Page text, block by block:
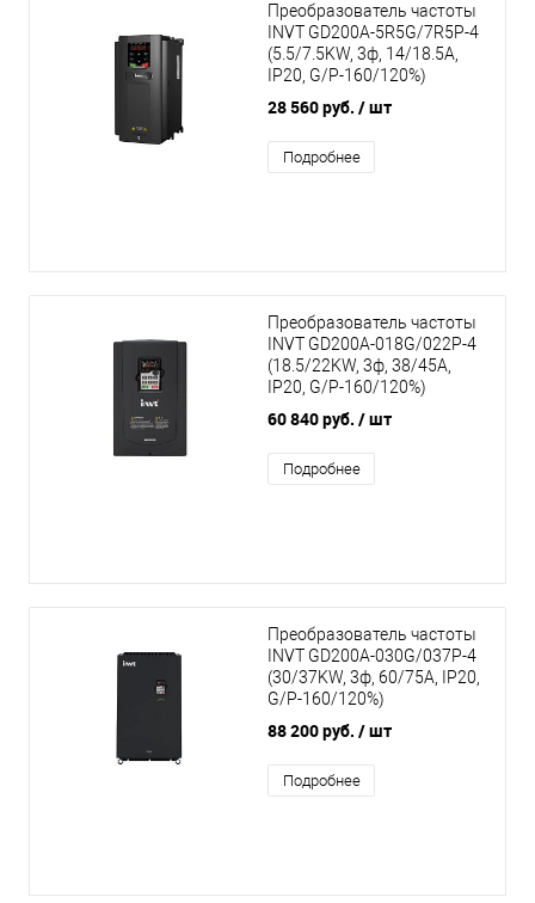
Преобразователь частоты
INVT GD200A-5R5G/7R5P-4
(5.5/7.5KW, 3ф, 14/18.5A,
IP20, G/P-160/120%)
28 560 руб. / шт
Подробнее
Преобразователь частоты
INVT GD200A-018G/022P-4
(18.5/22KW, 3ф, 38/45A,
IP20, G/P-160/120%)
60 840 руб. / шт
Подробнее
Преобразователь частоты
INVT GD200A-030G/037P-4
(30/37KW, 3ф, 60/75A, IP20,
G/P-160/120%)
88 200 руб. / шт
Подробнее